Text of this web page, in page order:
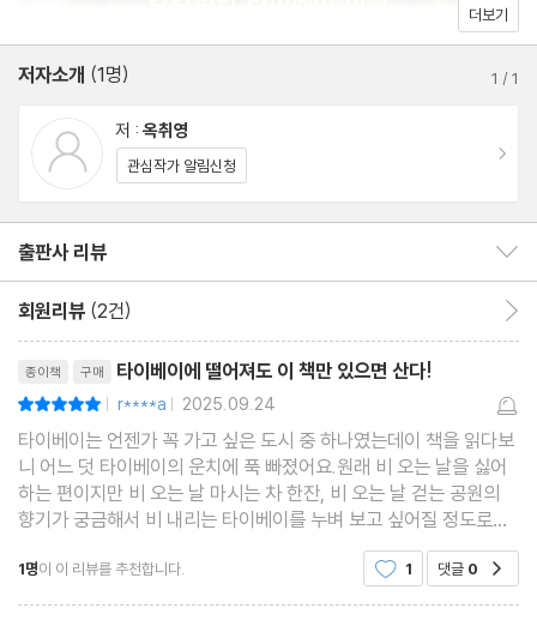
여행을 더욱 즐겁고 특별하게 완성하는 것은 역시 쇼핑이다. 개성이
넘치는 문구숍과 소품숍, 감각적인 편집숍, 레트로한 재래시장을 둘
러보다 보면 어느새 가방이 풍성해진다. 대만 감성이 묻어나는 디자
인 문구, 생활소품, 현지에서만 구할 수 있는 식재료와 향 제품은 일
상에서 타이베이를 계속 추억할 수 있는 특별한 발견이다. 놓치기 쉬
운 아이템부터 꼭 챙겨야 할 선물까지, 취향에 맞는 쇼핑 리스트를
꼼꼼하게 큐레이션했다.
「취향 가득, 타이베이」는 2박 3일, 3박 4일, 4박 5일 일정은 물론,
원데이 문화 체험 코스, 산책 중심 코스, 혼자만의 시간을 즐기는 1
인 코스까지 다양한 일정을 제안한다. 미식·문화·산책·쇼핑·힙 플레
이스를 균형 있게 담은 코스를 따라가면 누구나 만족스러운 여행을
완성할 수 있다.
아울러 여행의 기초 정보와 지도, 교통 안내, 그리고 타이베이에서
꼭 맛보고 챙겨야 할 과일, 음료, 차, 현지 아이템까지 알차게 담았
더보기
저자소개 (1명) 1 /1
저 : 옥취영
관심작가 알림신청
출판사 리뷰
회원리뷰 (2건)
종이책 구매 타이베이에 떨어져도 이 책만 있으면 산다!
| r****a | 2025.09.24
타이베이는 언젠가 꼭 가고 싶은 도시 중 하나였는데이 책을 읽다보
니 어느 덧 타이베이의 운치에 푹 빠졌어요.원래 비 오는 날을 싫어
하는 편이지만 비 오는 날 마시는 차 한잔, 비 오는 날 걷는 공원의
향기가 궁금해서 비 내리는 타이베이를 누벼 보고 싶어질 정도로요!
실제 여행에 필요한 자세한 정보와 초판 한정 지도, 추천 스케줄은
물론말 그대로 보물같은 스팟들이 빼곡하게 들
1명이 이 리뷰를 추천합니다. 1 댓글 0